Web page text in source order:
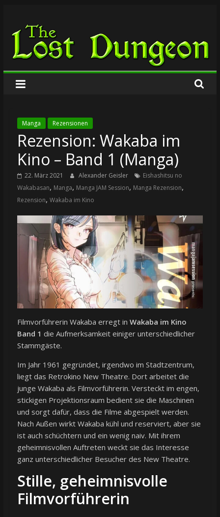
springen
The
Lost
Dungeon
Manga Rezensionen
Rezension: Wakaba im
Kino – Band 1 (Manga)
22. März 2021 Alexander Geisler
Eishashitsu no
Wakabasan, Manga, Manga JAM Session, Manga Rezension,
Rezension, Wakaba im Kino
Filmvorführerin Wakaba erregt in Wakaba im Kino
Band 1 die Aufmerksamkeit einiger unterschiedlicher
Stammgäste.
Im Jahr 1961 gegründet, irgendwo im Stadtzentrum,
liegt das Retrokino New Theatre. Dort arbeitet die
junge Wakaba als Filmvorführerin. Versteckt im engen,
stickigen Projektionsraum bedient sie die Maschinen
und sorgt dafür, dass die Filme abgespielt werden.
Nach Außen wirkt Wakaba kühl und reserviert, aber sie
ist auch schüchtern und ein wenig naiv. Mit ihrem
geheimnisvollen Auftreten weckt sie das Interesse
ganz unterschiedlicher Besucher des New Theatre.
Stille, geheimnisvolle
Filmvorführerin